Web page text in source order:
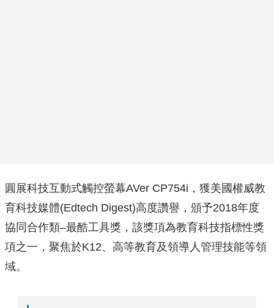
圓展科技互動式觸控螢幕AVer CP754i，獲美國權威教
育科技媒體(Edtech Digest)高度讚譽，頒予2018年度
協同合作類–最酷工具獎，該獎項為教育科技指標性獎
項之一，聚焦於K12、高等教育及領導人管理技能等領
域。